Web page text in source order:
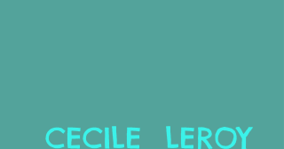
CECILE LEROY